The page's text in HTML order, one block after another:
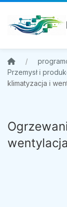
Przemysł i
klimatyzacja i
wentylacja